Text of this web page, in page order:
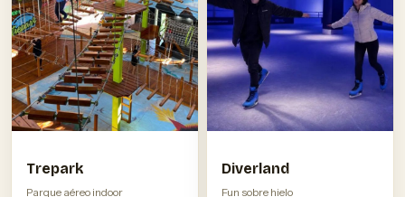
Trepark
Parque aéreo indoor
Diverland
Fun sobre hielo